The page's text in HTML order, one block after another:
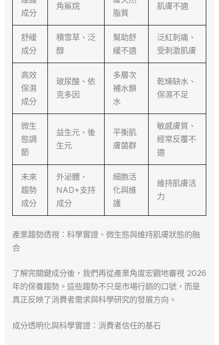
成分
角鯊烷
脂質
肌膚不適
舒緩
成分
積雪草、泛
醇
幫助舒
緩不適
泛紅刺痛、
受刺激肌膚
高效
保濕
成分
玻尿酸、依
克多因
多層次
補水鎖
水
乾燥缺水、
保濕不足
微生
態調
節
益生元、後
生元
平衡肌
膚菌群
敏感膚質、
經常反覆不
適
未來
趨勢
成分
外泌體、
NAD+支持
成分
細胞活
化與維
護
維持肌膚活
力
產業趨勢透視：科學實證、微生態與維持肌膚狀態的融
合
了解完關鍵成分後，我們再從產業角度宏觀地審視 2026
年的保養趨勢。這些趨勢不只是市場行銷的口號，而是
真正反映了消費者需求與科學研究的發展方向。
成分透明化與科學實證：消費者信任的基石